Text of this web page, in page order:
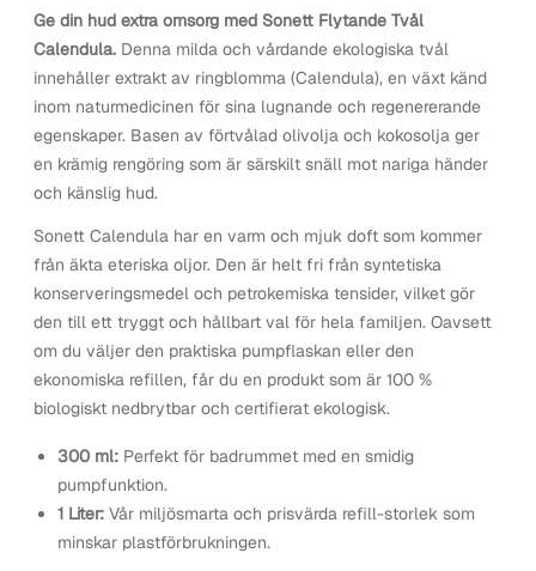
Ge din hud extra omsorg med Sonett Flytande Tvål
Calendula. Denna milda och vårdande ekologiska tvål
innehåller extrakt av ringblomma (Calendula), en växt känd
inom naturmedicinen för sina lugnande och regenererande
egenskaper. Basen av förtvålad olivolja och kokosolja ger
en krämig rengöring som är särskilt snäll mot nariga händer
och känslig hud.
Sonett Calendula har en varm och mjuk doft som kommer
från äkta eteriska oljor. Den är helt fri från syntetiska
konserveringsmedel och petrokemiska tensider, vilket gör
den till ett tryggt och hållbart val för hela familjen. Oavsett
om du väljer den praktiska pumpflaskan eller den
ekonomiska refillen, får du en produkt som är 100 %
biologiskt nedbrytbar och certifierat ekologisk.
300 ml: Perfekt för badrummet med en smidig
pumpfunktion.
1 Liter: Vår miljösmarta och prisvärda refill-storlek som
minskar plastförbrukningen.